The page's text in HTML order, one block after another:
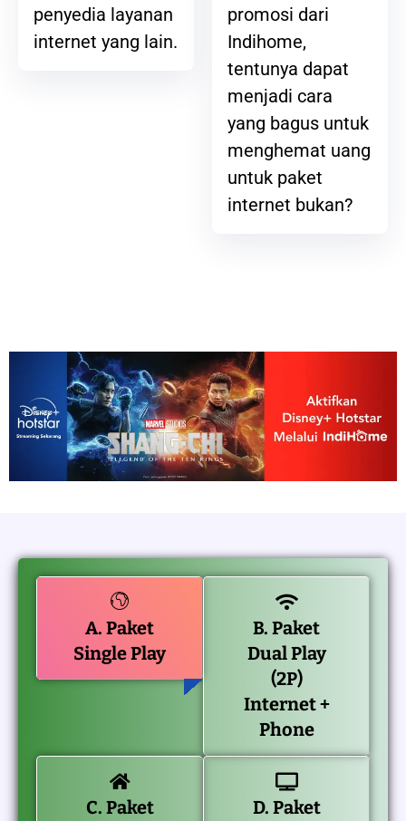
penyedia layanan
internet yang lain.
promosi dari
Indihome,
tentunya dapat
menjadi cara
yang bagus untuk
menghemat uang
untuk paket
internet bukan?
A. Paket
Single Play
B. Paket
Dual Play
(2P)
Internet +
Phone
C. Paket
D. Paket